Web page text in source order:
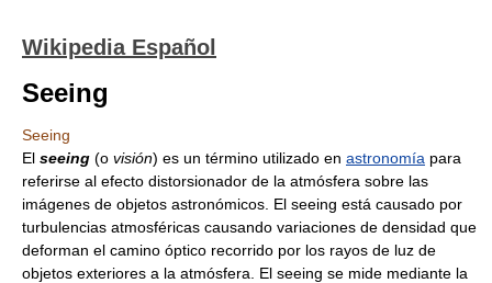
Wikipedia Español
Seeing
Seeing
El seeing (o visión) es un término utilizado en astronomía para
referirse al efecto distorsionador de la atmósfera sobre las
imágenes de objetos astronómicos. El seeing está causado por
turbulencias atmosféricas causando variaciones de densidad que
deforman el camino óptico recorrido por los rayos de luz de
objetos exteriores a la atmósfera. El seeing se mide mediante la